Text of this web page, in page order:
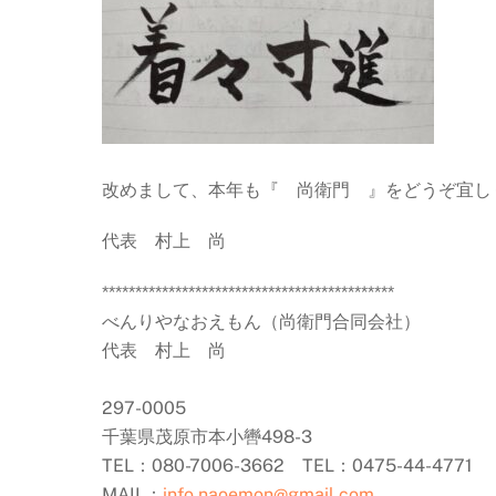
改めまして、本年も『 尚衛門 』をどうぞ宜し
代表 村上 尚
********************************************
べんりやなおえもん（尚衛門合同会社）
代表 村上 尚
297-0005
千葉県茂原市本小轡498-3
TEL：080-7006-3662 TEL：0475-44-4771